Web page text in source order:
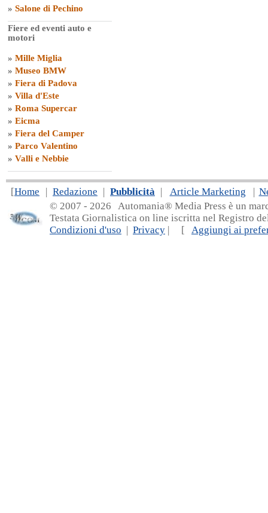
» Salone di Pechino
Fiere ed eventi auto e
motori
» Mille Miglia
» Museo BMW
» Fiera di Padova
» Villa d'Este
» Roma Supercar
» Eicma
» Fiera del Camper
» Parco Valentino
» Valli e Nebbie
[Home | Redazione | Pubblicità | Article Marketing |
© 2007 - 2026 Automania® Media Press è un
Testata Giornalistica on line iscritta nel Registro
Condizioni d'uso | Privacy | [ Aggiungi ai